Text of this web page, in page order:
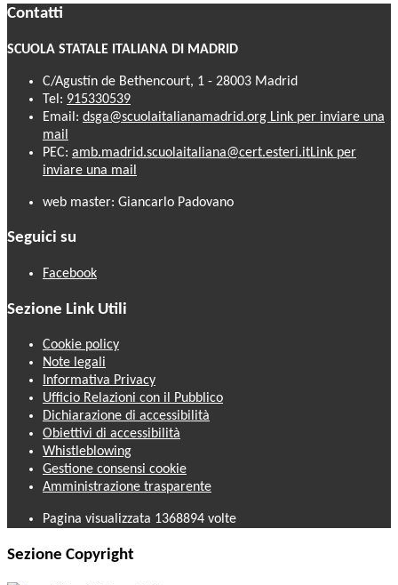
Contatti
SCUOLA STATALE ITALIANA DI MADRID
C/Agustín de Bethencourt, 1 - 28003 Madrid
Tel: 915330539
Email: dsga@scuolaitalianamadrid.org Link per inviare una
mail
PEC: amb.madrid.scuolaitaliana@cert.esteri.itLink per
inviare una mail
web master: Giancarlo Padovano
Seguici su
Facebook
Sezione Link Utili
Cookie policy
Note legali
Informativa Privacy
Ufficio Relazioni con il Pubblico
Dichiarazione di accessibilità
Obiettivi di accessibilità
Whistleblowing
Gestione consensi cookie
Amministrazione trasparente
Pagina visualizzata 1368894 volte
Sezione Copyright